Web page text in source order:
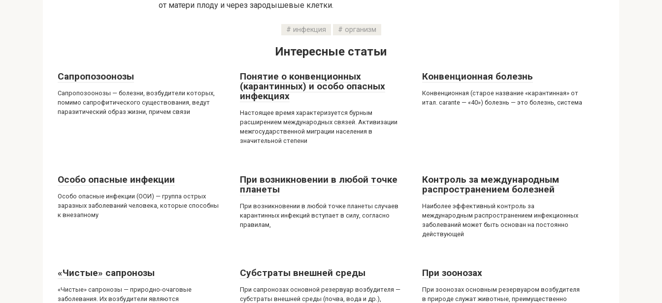
от матери плоду и через зародышевые клетки.
инфекция организм
Интересные статьи
Сапропозоонозы
Сапропозоонозы — болезни, возбудители которых,
помимо сапрофитического существования, ведут
паразитический образ жизни, причем связи
Понятие о конвенционных
(карантинных) и особо опасных
инфекциях
Настоящее время характеризуется бурным
расширением международных связей. Активизации
межгосударственной миграции населения в
значительной степени
Конвенционная болезнь
Конвенционная (старое название «карантинная» от
итал. carante — «40») болезнь — это болезнь, система
Особо опасные инфекции
Особо опасные инфекции (ООИ) — группа острых
заразных заболеваний человека, которые способны
к внезапному
При возникновении в любой точке
планеты
При возникновении в любой точке планеты случаев
карантинных инфекций вступает в силу, согласно
правилам,
Контроль за международным
распространением болезней
Наиболее эффективный контроль за
международным распространением инфекционных
заболеваний может быть основан на постоянно
действующей
«Чистые» сапронозы
«Чистые» сапронозы — природно-очаговые
заболевания. Их возбудители являются
Субстраты внешней среды
При сапронозах основной резервуар возбудителя —
субстраты внешней среды (почва, вода и др.),
При зоонозах
При зоонозах основным резервуаром возбудителя
в природе служат животные, преимущественно